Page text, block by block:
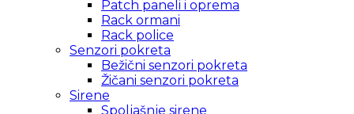
Patch paneli i oprema
Rack ormani
Rack police
Senzori pokreta
Bežični senzori pokreta
Žičani senzori pokreta
Sirene
Spoljašnje sirene